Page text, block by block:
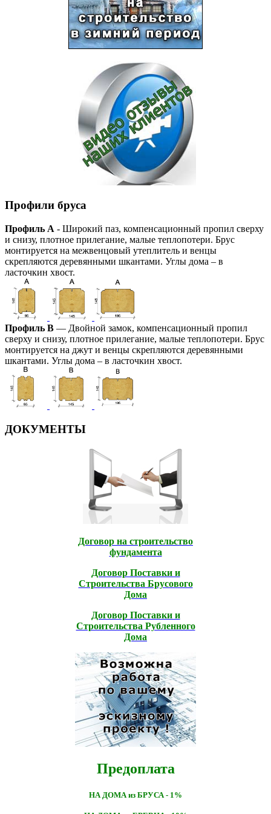
Профили бруса
Профиль А - Широкий паз, компенсационный пропил сверху
и снизу, плотное прилегание, малые теплопотери. Брус
монтируется на межвенцовый утеплитель и венцы
скрепляются деревянными шкантами. Углы дома – в
ласточкин хвост.
Профиль В — Двойной замок, компенсационный пропил
сверху и снизу, плотное прилегание, малые теплопотери. Брус
монтируется на джут и венцы скрепляются деревянными
шкантами. Углы дома – в ласточкин хвост.
ДОКУМЕНТЫ
Договор на строительство
фундамента
Договор Поставки и
Строительcтва Брусового
Дома
Договор Поставки и
Строительcтва Рубленного
Дома
Предоплата
НА ДОМА из БРУСА - 1%